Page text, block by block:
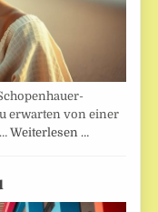
erwarten von einer
Weiterlesen …